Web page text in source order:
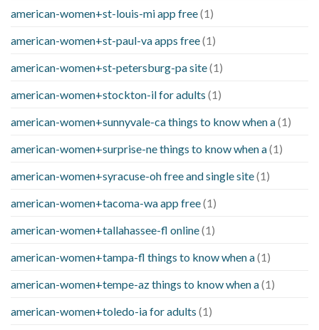
american-women+st-louis-mi app free(1)
american-women+st-paul-va apps free(1)
american-women+st-petersburg-pa site(1)
american-women+stockton-il for adults (1)
american-women+sunnyvale-ca things to know when a(1)
american-women+surprise-ne things to know when a(1)
american-women+syracuse-oh free and single site(1)
american-women+tacoma-wa app free(1)
american-women+tallahassee-fl online(1)
american-women+tampa-fl things to know when a(1)
american-women+tempe-az things to know when a(1)
american-women+toledo-ia for adults (1)